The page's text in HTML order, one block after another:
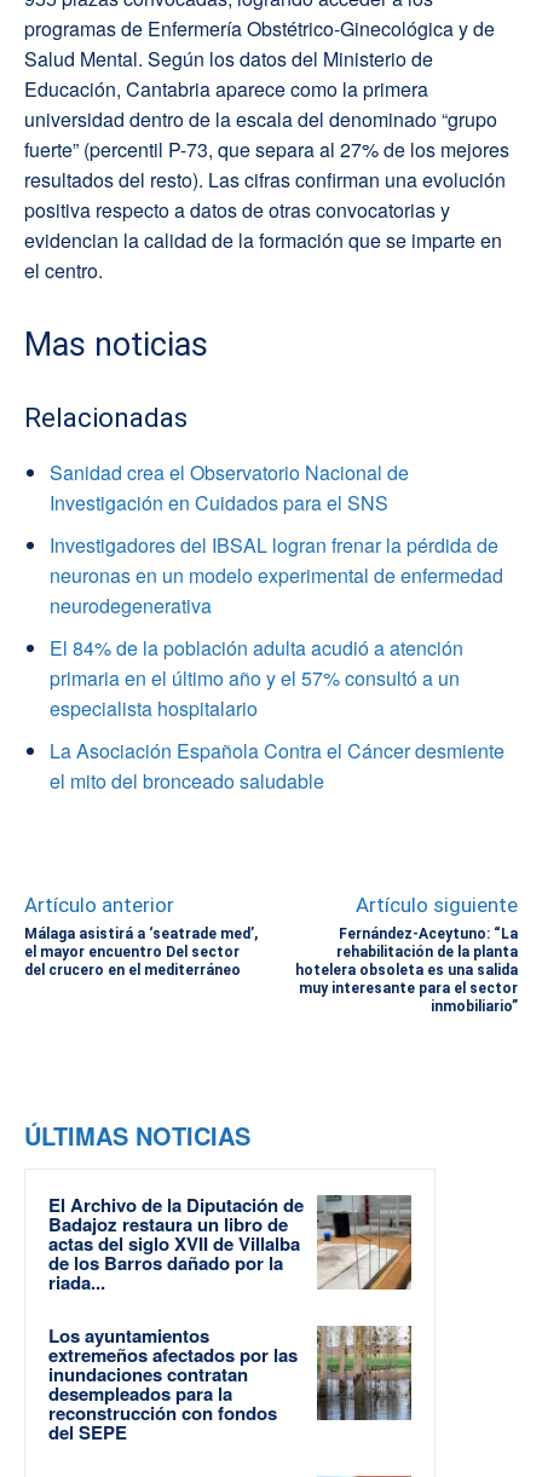
programas de Enfermería Obstétrico-Ginecológica y de
Salud Mental. Según los datos del Ministerio de
Educación, Cantabria aparece como la primera
universidad dentro de la escala del denominado “grupo
fuerte” (percentil P-73, que separa al 27% de los mejores
resultados del resto). Las cifras confirman una evolución
positiva respecto a datos de otras convocatorias y
evidencian la calidad de la formación que se imparte en
el centro.
Mas noticias
Relacionadas
Sanidad crea el Observatorio Nacional de
Investigación en Cuidados para el SNS
Investigadores del IBSAL logran frenar la pérdida de
neuronas en un modelo experimental de enfermedad
neurodegenerativa
El 84% de la población adulta acudió a atención
primaria en el último año y el 57% consultó a un
especialista hospitalario
La Asociación Española Contra el Cáncer desmiente
el mito del bronceado saludable
Artículo anterior
Málaga asistirá a ‘seatrade med’,
el mayor encuentro Del sector
del crucero en el mediterráneo
Artículo siguiente
Fernández-Aceytuno: “La
rehabilitación de la planta
hotelera obsoleta es una salida
muy interesante para el sector
inmobiliario”
ÚLTIMAS NOTICIAS
El Archivo de la Diputación de
Badajoz restaura un libro de
actas del siglo XVII de Villalba
de los Barros dañado por la
riada...
Los ayuntamientos
extremeños afectados por las
inundaciones contratan
desempleados para la
reconstrucción con fondos
del SEPE